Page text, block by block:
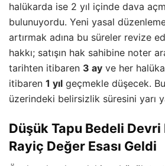
halükarda ise 2 yıl içinde dava
bulunuyordu. Yeni yasal
artırmak adına bu süreler revize
hakkı; satışın hak sahibine noter
tarihten itibaren 3 ay ve her
itibaren 1 yıl geçmekle düşecek.
üzerindeki belirsizlik süresini yarı
Düşük Tapu Bedeli Devri
Rayiç Değer Esası Geldi